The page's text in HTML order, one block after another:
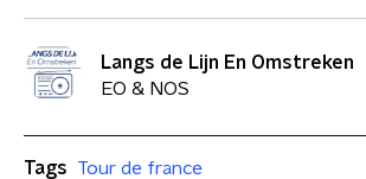
Langs de Lijn En Omstreken
EO & NOS
Tags
Tour de france